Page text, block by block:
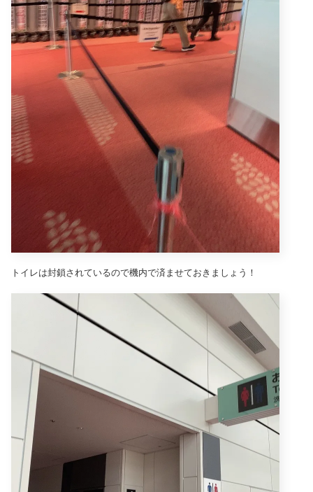
トイレは封鎖されているので機内で済ませておきましょう！